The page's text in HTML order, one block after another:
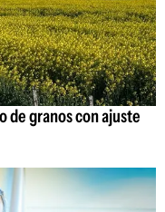
de granos con ajuste